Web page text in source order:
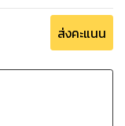
ส่งคะแนน